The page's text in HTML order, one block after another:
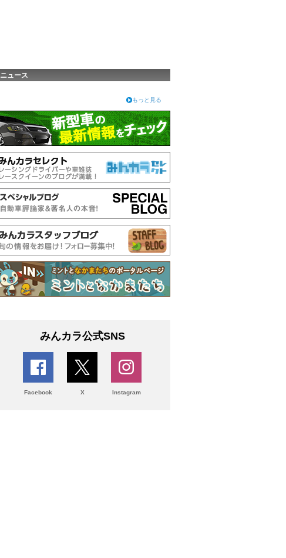
ニュース
もっと見る
みんカラ公式SNS
Facebook X Instagram